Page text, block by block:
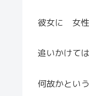
彼女に 女性
追いかけて
何故かとい